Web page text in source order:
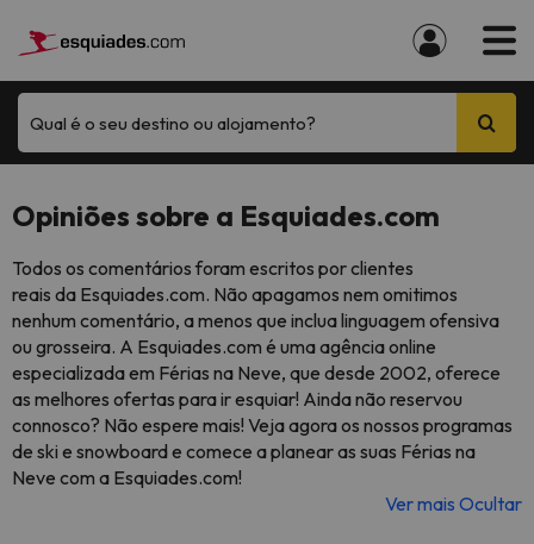
Qual é o seu destino ou alojamento?
Opiniões sobre a Esquiades.com
Todos os comentários foram escritos por clientes
reais da Esquiades.com. Não apagamos nem omitimos
nenhum comentário, a menos que inclua linguagem ofensiva
ou grosseira. A Esquiades.com é uma agência online
especializada em Férias na Neve, que desde 2002, oferece
as melhores ofertas para ir esquiar! Ainda não reservou
connosco? Não espere mais! Veja agora os nossos programas
de ski e snowboard e comece a planear as suas Férias na
Neve com a Esquiades.com!
Ver mais Ocultar